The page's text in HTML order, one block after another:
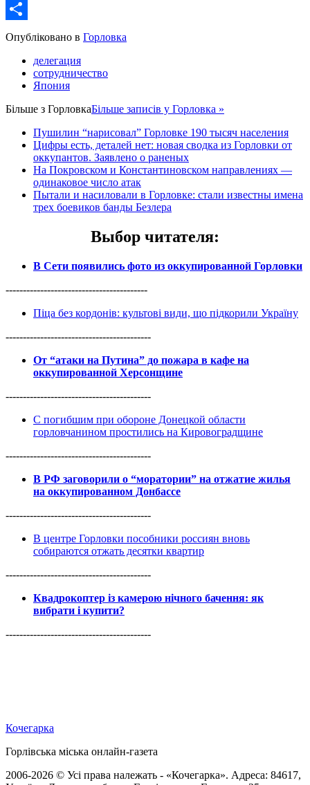
Email
Share
Опубліковано в Горловка
делегация
сотрудничество
Япония
Більше з ГорловкаБільше записів у Горловка »
Пушилин “нарисовал” Горловке 190 тысяч населения
Цифры есть, деталей нет: новая сводка из Горловки от
оккупантов. Заявлено о раненых
На Покровском и Константиновском направлениях —
одинаковое число атак
Пытали и насиловали в Горловке: стали известны имена
трех боевиков банды Безлера
Выбор читателя:
В Сети появились фото из оккупированной Горловки
-----------------------------------------
Піца без кордонів: культові види, що підкорили Україну
------------------------------------------
От “атаки на Путина” до пожара в кафе на
оккупированной Херсонщине
------------------------------------------
С погибшим при обороне Донецкой области
горловчанином простились на Кировоградщине
------------------------------------------
В РФ заговорили о “моратории” на отжатие жилья
на оккупированном Донбассе
------------------------------------------
В центре Горловки пособники россиян вновь
собираются отжать десятки квартир
------------------------------------------
Квадрокоптер із камерою нічного бачення: як
вибрати і купити?
------------------------------------------
Кочегарка
Горлівська міська онлайн-газета
2006-2026 © Усі права належать - «Кочегарка». Адреса: 84617,